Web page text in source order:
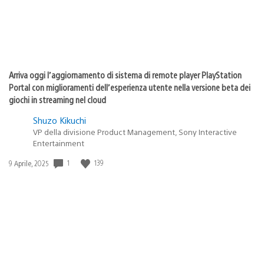
Arriva oggi l’aggiornamento di sistema di remote player PlayStation
Portal con miglioramenti dell’esperienza utente nella versione beta dei
giochi in streaming nel cloud
Shuzo Kikuchi
VP della divisione Product Management, Sony Interactive
Entertainment
Data
9 Aprile, 2025 1 139